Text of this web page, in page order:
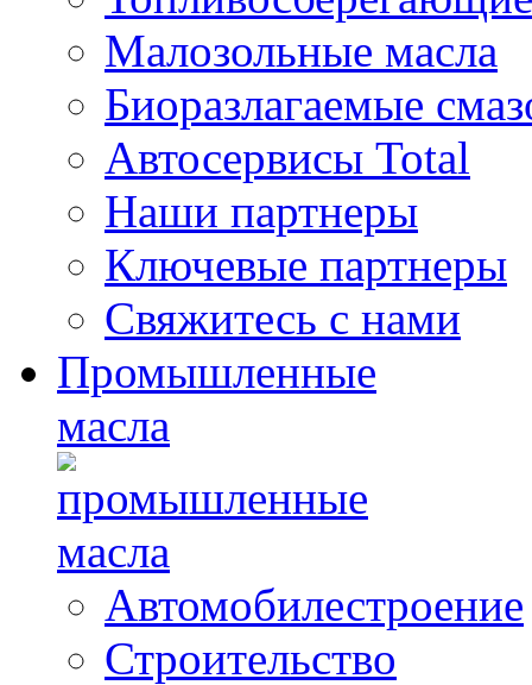
Малозольные масла
Биоразлагаемые
Автосервисы Total
Наши партнеры
Ключевые партнеры
Свяжитесь с нами
Промышленные
масла
Автомобилестроение
Строительство